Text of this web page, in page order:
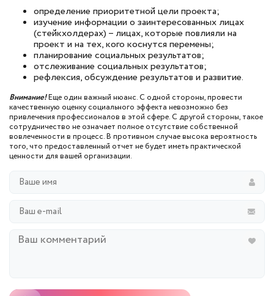
определение приоритетной цели проекта;
изучение информации о заинтересованных лицах
(стейкхолдерах) – лицах, которые повлияли на
проект и на тех, кого коснутся перемены;
планирование социальных результатов;
отслеживание социальных результатов;
рефлексия, обсуждение результатов и развитие.
Внимание!Еще один важный нюанс. С одной стороны, провести
качественную оценку социального эффекта невозможно без
привлечения профессионалов в этой сфере. С другой стороны, такое
сотрудничество не означает полное отсутствие собственной
вовлеченности в процесс. В противном случае высока вероятность
того, что предоставленный отчет не будет иметь практической
ценности для вашей организации.